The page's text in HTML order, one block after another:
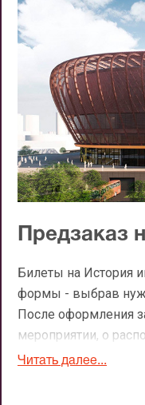
Предзаказ
Билеты на История
формы - выбрав
После оформления
мероприятии, о
Читать далее...